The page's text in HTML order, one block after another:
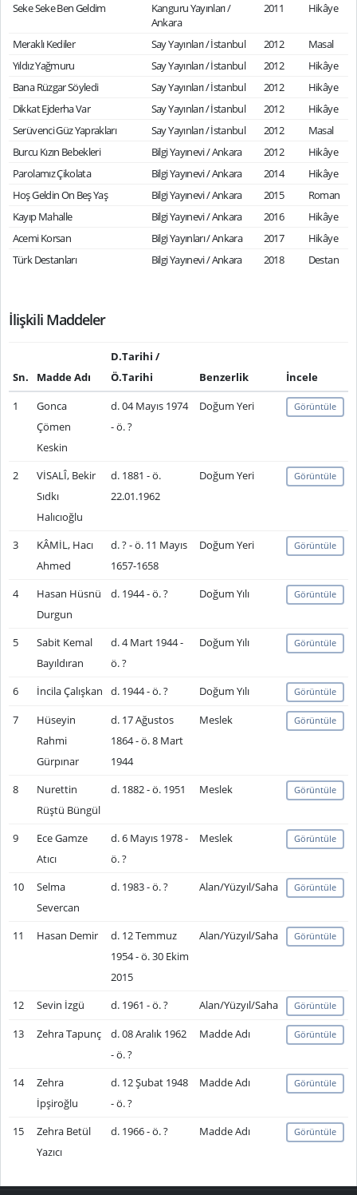
Seke Seke Ben Geldim
Kanguru Yayınları /
Ankara
2011 Hikâye
Meraklı Kediler Say Yayınları / İstanbul 2012
Masal
Yıldız Yağmuru
Say Yayınları / İstanbul 2012
Hikâye
Bana Rüzgar Söyledi
Say Yayınları / İstanbul 2012
Hikâye
Dikkat Ejderha Var
Say Yayınları / İstanbul 2012
Hikâye
Serüvenci Güz Yaprakları
Say Yayınları / İstanbul 2012
Masal
Burcu Kızın Bebekleri
Bilgi Yayınevi / Ankara 2012
Hikâye
Parolamız Çikolata
Bilgi Yayınevi / Ankara 2014
Hikâye
Hoş Geldin On Beş Yaş
Bilgi Yayınevi / Ankara 2015
Roman
Kayıp Mahalle
Bilgi Yayınevi / Ankara 2016
Hikâye
Acemi Korsan
Bilgi Yayınları / Ankara 2017
Hikâye
Türk Destanları
Bilgi Yayınevi / Ankara 2018 Destan
İlişkili Maddeler
Sn. Madde Adı
D.Tarihi /
Ö.Tarihi
Benzerlik
İncele
1
Gonca
Çömen
Keskin
d. 04 Mayıs 1974
- ö. ?
Doğum Yeri Görüntüle
2
VİSALÎ, Bekir
Sıdkı
Halıcıoğlu
d. 1881 - ö.
22.01.1962
Doğum Yeri Görüntüle
3
KÂMİL, Hacı
Ahmed
d. ? - ö. 11 Mayıs
1657-1658
Doğum Yeri Görüntüle
4
Hasan Hüsnü
Durgun
d. 1944 - ö. ? Doğum Yılı Görüntüle
5
Sabit Kemal
Bayıldıran
d. 4 Mart 1944 -
ö. ?
Doğum Yılı Görüntüle
6 İncila Çalışkan d. 1944 - ö. ? Doğum Yılı Görüntüle
7
Hüseyin
Rahmi
Gürpınar
d. 17 Ağustos
1864 - ö. 8 Mart
1944
Meslek Görüntüle
8
Nurettin
Rüştü Büngül
d. 1882 - ö. 1951 Meslek Görüntüle
9
Ece Gamze
Atıcı
d. 6 Mayıs 1978 -
ö. ?
Meslek Görüntüle
10
Selma
Severcan
d. 1983 - ö. ? Alan/Yüzyıl/Saha Görüntüle
11 Hasan Demir
d. 12 Temmuz
1954 - ö. 30 Ekim
2015
Alan/Yüzyıl/Saha Görüntüle
12 Sevin İzgü d. 1961 - ö. ? Alan/Yüzyıl/Saha Görüntüle
13 Zehra Tapunç
d. 08 Aralık 1962
- ö. ?
Madde Adı Görüntüle
14
Zehra
İpşiroğlu
d. 12 Şubat 1948
- ö. ?
Madde Adı Görüntüle
15
Zehra Betül
Yazıcı
d. 1966 - ö. ? Madde Adı Görüntüle